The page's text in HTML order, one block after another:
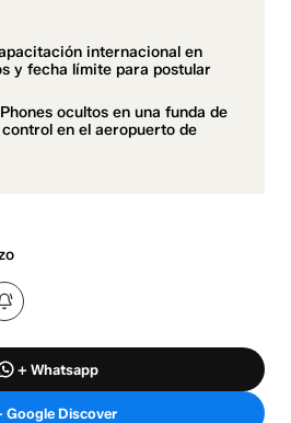
internacional en
y fecha límite para postular
ocultos en una funda de
en el aeropuerto de
+ Whatsapp
Google Discover